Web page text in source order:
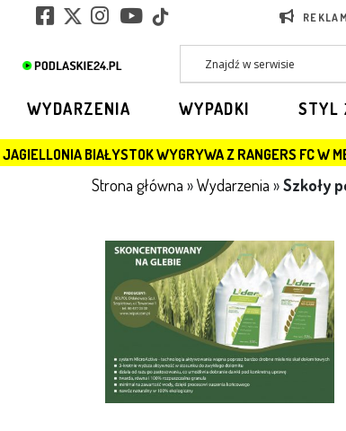
WYDARZENIA WYPADKI STYL
WYGRYWA Z RANGERS FC W MECZU LIGI EUROPY
Strona główna »Wydarzenia »Szkoły